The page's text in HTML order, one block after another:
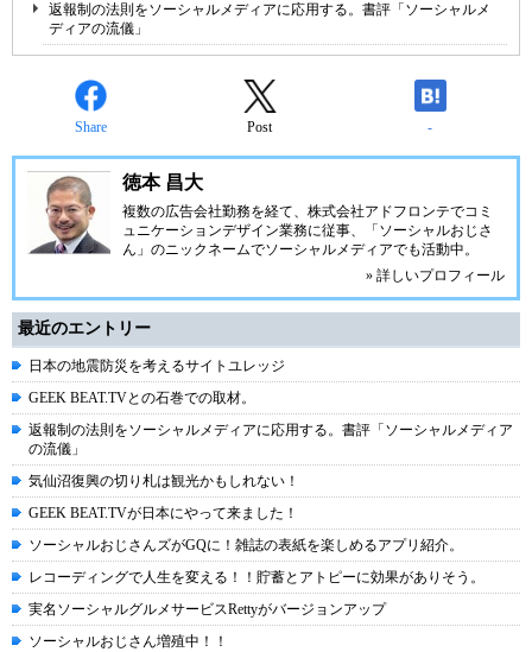
返報制の法則をソーシャルメディアに応用する。書評「ソーシャルメ
ディアの流儀」
Share Post -
徳本 昌大
複数の広告会社勤務を経て、株式会社アドフロンテでコミ
ュニケーションデザイン業務に従事、「ソーシャルおじさ
ん」のニックネームでソーシャルメディアでも活動中。
» 詳しいプロフィール
最近のエントリー
日本の地震防災を考えるサイトユレッジ
GEEK BEAT.TVとの石巻での取材。
返報制の法則をソーシャルメディアに応用する。書評「ソーシャルメディア
の流儀」
気仙沼復興の切り札は観光かもしれない！
GEEK BEAT.TVが日本にやって来ました！
ソーシャルおじさんズがGQに！雑誌の表紙を楽しめるアプリ紹介。
レコーディングで人生を変える！！貯蓄とアトピーに効果がありそう。
実名ソーシャルグルメサービスRettyがバージョンアップ
ソーシャルおじさん増殖中！！